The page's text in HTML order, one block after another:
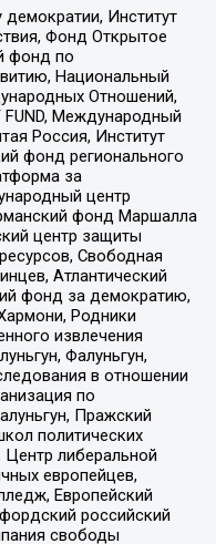
Институт
Фонд Открытое
фонд по
Национальный
Отношений,
FUND, Международный
Россия, Институт
фонд регионального
за
центр
фонд Маршалла
центр защиты
Свободная
Атлантический
фонд за демократию,
Родники
извлечения
Фалуньгун,
в отношении
по
Пражский
политических
либеральной
европейцев,
Европейский
российский
свободы